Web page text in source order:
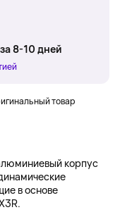
8-10 дней
товар
корпус
в основе